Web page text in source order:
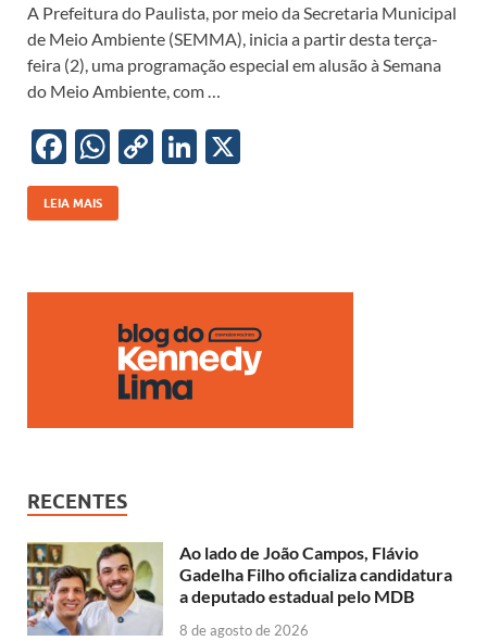
e
b
o
o
k
at
s
A
p
p
p
y
Li
n
k
k
e
dI
n
A Prefeitura do Paulista, por meio da Secretaria Municipal
de Meio Ambiente (SEMMA), inicia a partir desta terça-
feira (2), uma programação especial em alusão à Semana
do Meio Ambiente, com …
F
ac
e
o
W
h
at
A
p
p
C
Li
n
k
Li
dI
n
LEIA MAIS
RECENTES
Ao lado de João Campos, Flávio
Gadelha Filho oficializa candidatura
a deputado estadual pelo MDB
8 de agosto de 2026